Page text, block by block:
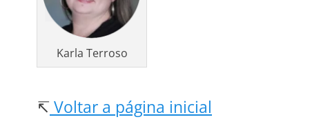
Karla Terroso
↸ Voltar a página inicial